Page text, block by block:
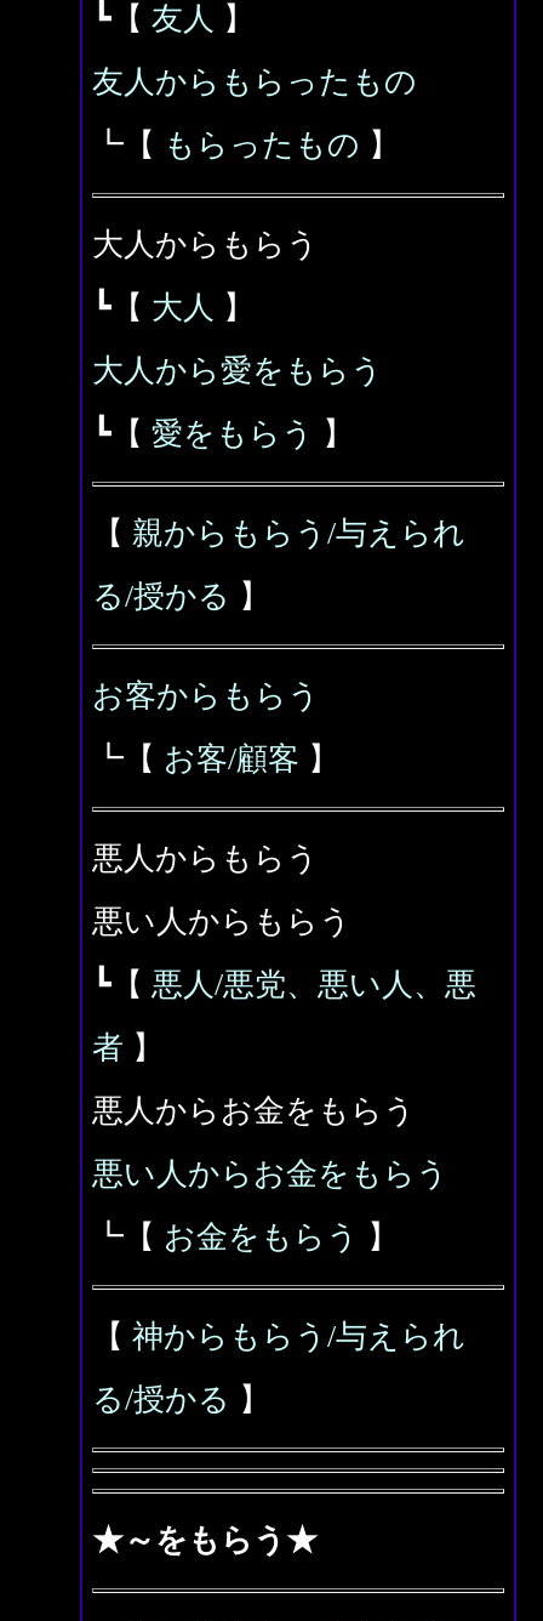
┗【 友人 】
友人からもらったもの
┗【 もらったもの 】
大人からもらう
┗【 大人 】
大人から愛をもらう
┗【 愛をもらう 】
【 親からもらう/与えられ
る/授かる 】
お客からもらう
┗【 お客/顧客 】
悪人からもらう
悪い人からもらう
┗【 悪人/悪党、悪い人、悪
者 】
悪人からお金をもらう
悪い人からお金をもらう
┗【 お金をもらう 】
【 神からもらう/与えられ
る/授かる 】
★～をもらう★